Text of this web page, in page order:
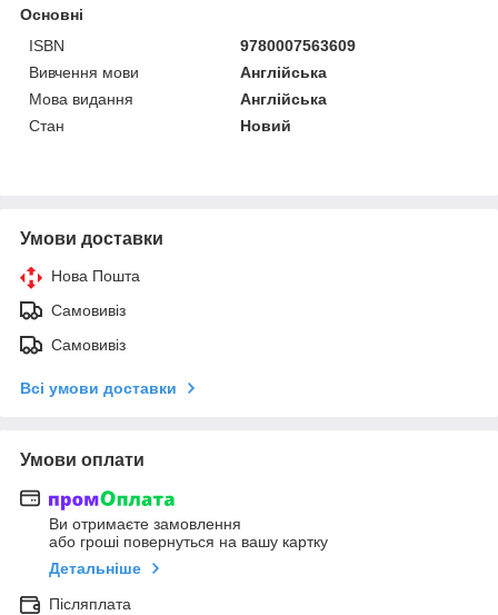
Основні
ISBN
9780007563609
Вивчення мови
Англійська
Мова видання
Англійська
Стан
Новий
Умови доставки
Нова Пошта
Самовивіз
Самовивіз
Всі умови доставки
Умови оплати
Ви отримаєте замовлення
або гроші повернуться на вашу картку
Детальніше
Післяплата